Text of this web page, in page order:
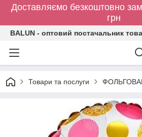
Доставляємо безкоштовно
грн
BALUN - оптовий постачальник
Товари та послуги